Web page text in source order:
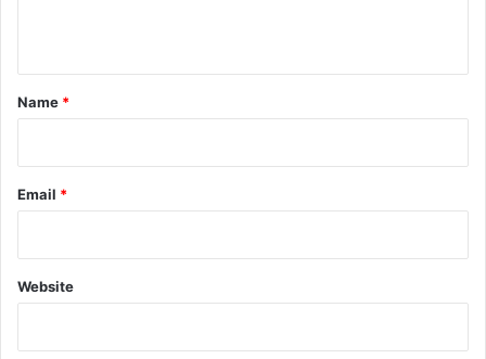
*
Name *
Email *
Website